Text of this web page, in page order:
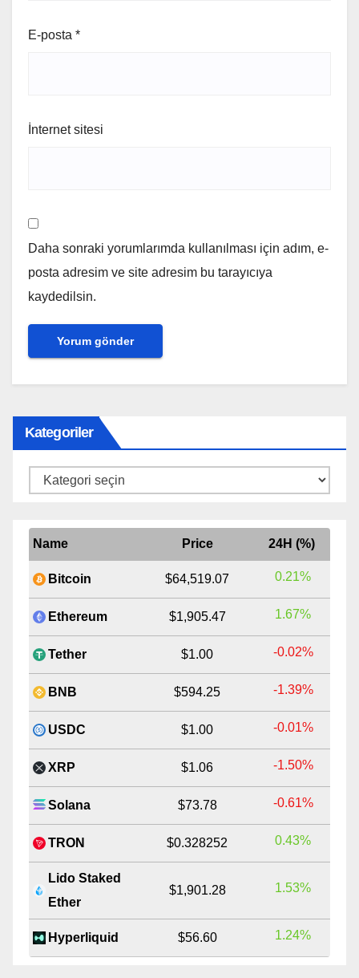
E-posta *
İnternet sitesi
Daha sonraki yorumlarımda kullanılması için adım, e-
posta adresim ve site adresim bu tarayıcıya
kaydedilsin.
Kategoriler
Kategoriler
Name Price 24H (%)
Bitcoin $64,519.07 0.21%
Ethereum $1,905.47 1.67%
Tether $1.00 -0.02%
BNB $594.25 -1.39%
USDC $1.00 -0.01%
XRP $1.06 -1.50%
Solana $73.78 -0.61%
TRON $0.328252 0.43%
Lido Staked
Ether
$1,901.28 1.53%
Hyperliquid $56.60 1.24%